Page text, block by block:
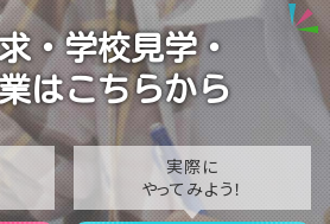
れたオープンスクール😊在校生の
素敵な1日に🌷
校期間のお知らせ🍉
・学校見学・
はこちらから
実際に
やってみよう！